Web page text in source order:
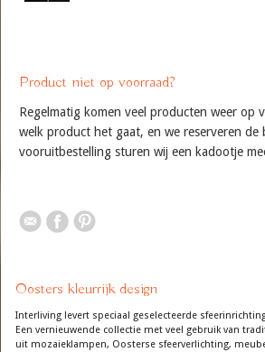
Product niet op voorraad?
Regelmatig komen veel producten weer op
welk product het gaat, en we reserveren de
vooruitbestelling sturen wij een kadootje
Oosters kleurrijk design
Interliving levert speciaal geselecteerde
Een vernieuwende collectie met veel gebruik van
uit mozaieklampen, Oosterse sfeerverlichting,